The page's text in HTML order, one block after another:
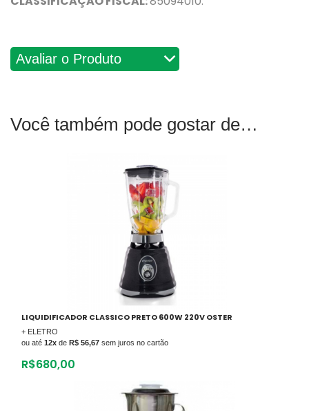
Avaliações
Você também pode gostar de
LIQUIDIFICADOR CLASSICO PRETO 600W 220V OSTER
+ ELETRO
ou até 12x de R$ 56,67 sem juros no cartão
R$680,00